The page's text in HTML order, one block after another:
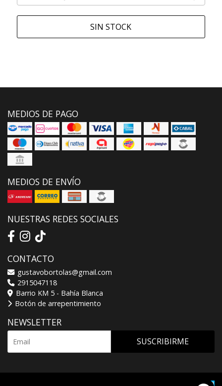
SIN STOCK
MEDIOS DE PAGO
MEDIOS DE ENVÍO
NUESTRAS REDES SOCIALES
CONTACTO
gustavobortolas@gmail.com
2915047118
Barrio KM 5 - Bahía Blanca
Botón de arrepentimiento
NEWSLETTER
SUSCRIBIRME